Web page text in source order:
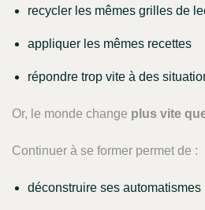
recycler les mêmes grilles de
appliquer les mêmes recettes
répondre trop vite à des
Or, le monde change plus vite
Continuer à se former permet de :
déconstruire ses automatismes